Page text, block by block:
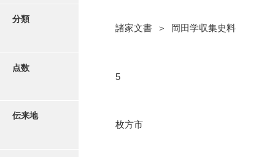
近代刊行写真帳類
分類
諸家文書 ＞ 岡田学収集史料
点数
5
伝来地
枚方市